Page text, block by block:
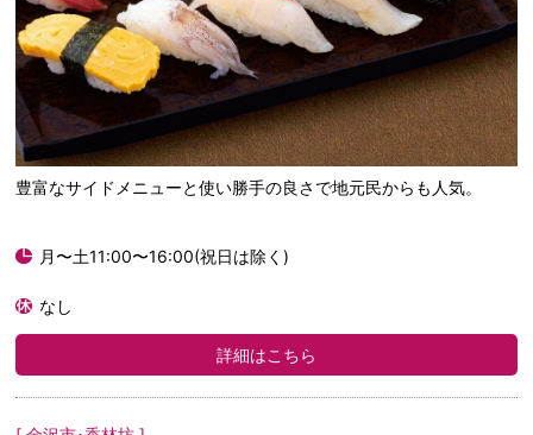
豊富なサイドメニューと使い勝手の良さで地元民からも人気。
月〜土11:00〜16:00(祝日は除く)
なし
詳細はこちら